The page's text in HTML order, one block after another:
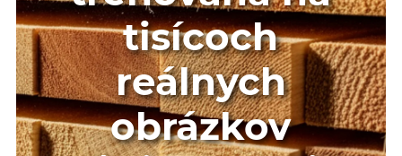
tisícoch
reálnych
obrázkov